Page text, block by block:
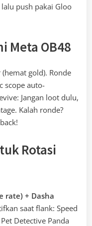
push pakai Gloo
Meta OB48
gold). Ronde
scope auto-
Jangan loot dulu,
Kalah ronde?
Rotasi
rate) + Dasha
saat flank: Speed
Detective Panda